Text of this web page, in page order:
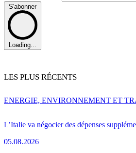
S'abonner
Loading...
LES PLUS RÉCENTS
L’Italie va négocier des dépenses
05.08.2026
ENERGIE, ENVIRONNEMENT ET